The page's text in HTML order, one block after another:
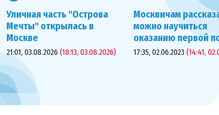
Уличная часть "Острова
Мечты" открылась в
Москве
21:01, 03.08.2026 (18:13, 03.08.2026)
Москвичам
можно научиться
оказанию первой
17:35, 02.06.2023 (14:41,